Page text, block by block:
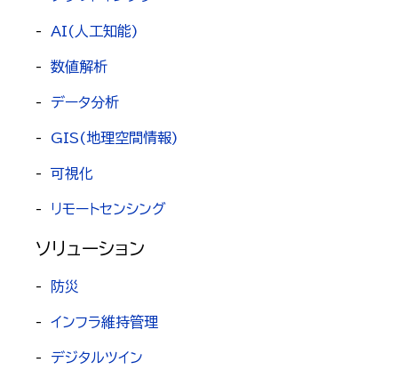
- AI(人工知能)
- 数値解析
- データ分析
- GIS(地理空間情報)
- 可視化
- リモートセンシング
ソリューション
- 防災
- インフラ維持管理
- デジタルツイン